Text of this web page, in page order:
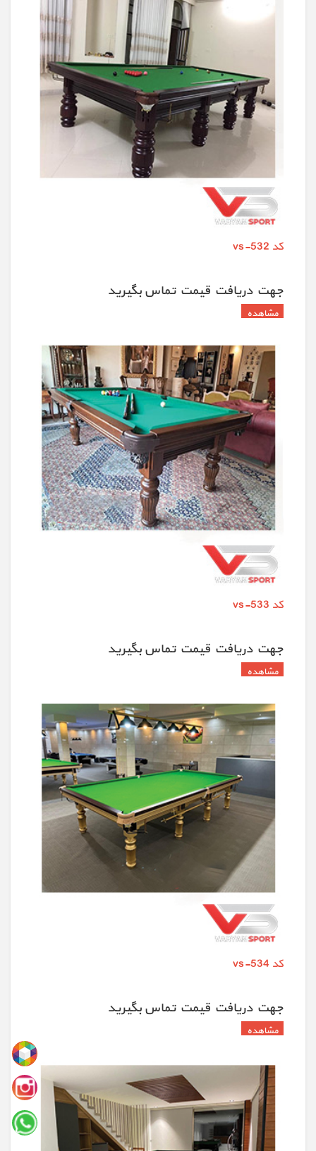
کد vs-532
جهت دريافت قيمت تماس بگيريد
کد vs-533
جهت دريافت قيمت تماس بگيريد
کد vs-534
جهت دريافت قيمت تماس بگيريد